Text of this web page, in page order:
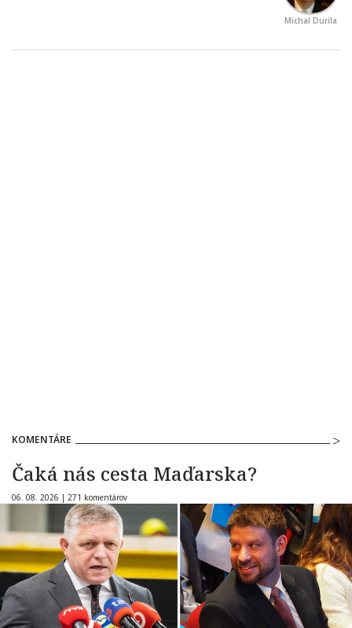
Michal Durila
KOMENTÁRE
Čaká nás cesta Maďarska?
06. 08. 2026 | 271 komentárov